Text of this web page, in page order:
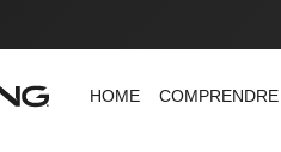
HOME COMPRENDRE